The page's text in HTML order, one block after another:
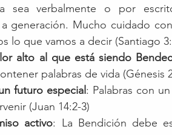
sea verbalmente o por
generación. Mucho cuidado
lo que vamos a decir (Santiago
alto al que está siendo
palabras de vida (Génesis
futuro especial : Palabras con
(Juan 14:2-3)
activo: La Bendición debe